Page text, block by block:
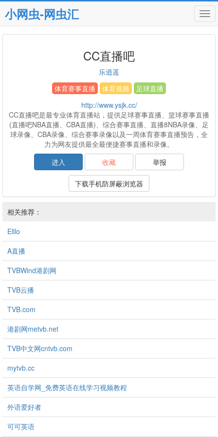
小网虫-网虫汇
CC直播吧
乐逍遥
体育赛事直播
体育视频
足球直播
http://www.ysjk.cc/
CC直播吧是最专业体育直播站，提供足球赛事直播、篮球赛事直播
(直播吧NBA直播、CBA直播)、综合赛事直播、直播8NBA录像、足
球录像、CBA录像、综合赛事录像以及一周体育赛事直播预告，全
力为网友提供最全最便捷赛事直播和录像。
进入
收藏 举报
下载手机防屏蔽浏览器
相关推荐：
Elllo
A直播
TVBWind港剧网
TVB云播
TVB.com
港剧网metvb.net
TVB中文网cntvb.com
mytvb.cc
英语自学网_免费英语在线学习视频教程
外语爱好者
可可英语